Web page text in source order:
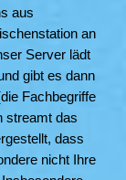
aus
an
Server lädt
gibt es dann
Fachbegriffe
streamt das
dass
nicht Ihre